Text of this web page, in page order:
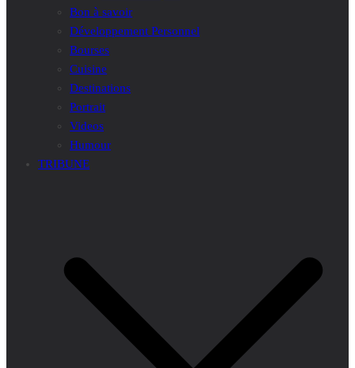
Bon à savoir
Développement Personnel
Bourses
Cuisine
Destinations
Portrait
Videos
Humour
TRIBUNE